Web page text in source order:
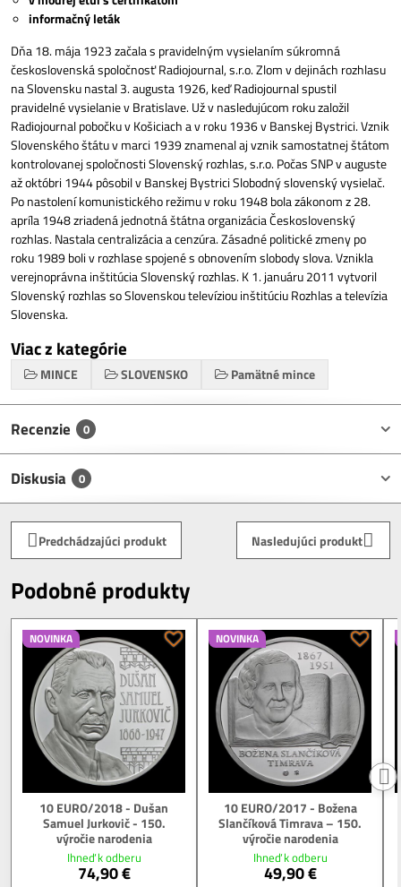
informačný leták
Dňa 18. mája 1923 začala s pravidelným vysielaním súkromná
československá spoločnosť Radiojournal, s.r.o. Zlom v dejinách rozhlasu
na Slovensku nastal 3. augusta 1926, keď Radiojournal spustil
pravidelné vysielanie v Bratislave. Už v nasledujúcom roku založil
Radiojournal pobočku v Košiciach a v roku 1936 v Banskej Bystrici. Vznik
Slovenského štátu v marci 1939 znamenal aj vznik samostatnej štátom
kontrolovanej spoločnosti Slovenský rozhlas, s.r.o. Počas SNP v auguste
až októbri 1944 pôsobil v Banskej Bystrici Slobodný slovenský vysielač.
Po nastolení komunistického režimu v roku 1948 bola zákonom z 28.
apríla 1948 zriadená jednotná štátna organizácia Československý
rozhlas. Nastala centralizácia a cenzúra. Zásadné politické zmeny po
roku 1989 boli v rozhlase spojené s obnovením slobody slova. Vznikla
verejnoprávna inštitúcia Slovenský rozhlas. K 1. januáru 2011 vytvoril
Slovenský rozhlas so Slovenskou televíziou inštitúciu Rozhlas a televízia
Slovenska.
Viac z kategórie
MINCE SLOVENSKO Pamätné mince
Recenzie 0
Diskusia 0
Predchádzajúci produkt Nasledujúci produkt
Podobné produkty
NOVINKA
10 EURO/2018 - Dušan
Samuel Jurkovič - 150.
výročie narodenia
Ihneď k odberu
74,90 €
NOVINKA
10 EURO/2017 - Božena
Slančíková Timrava – 150.
výročie narodenia
Ihneď k odberu
49,90 €